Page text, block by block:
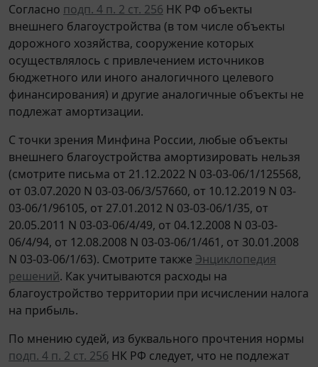
Согласно подп. 4 п. 2 ст. 256 НК РФ объекты
внешнего благоустройства (в том числе объекты
дорожного хозяйства, сооружение которых
осуществлялось с привлечением источников
бюджетного или иного аналогичного целевого
финансирования) и другие аналогичные объекты не
подлежат амортизации.
С точки зрения Минфина России, любые объекты
внешнего благоустройства амортизировать нельзя
(смотрите письма от 21.12.2022 N 03-03-06/1/125568,
от 03.07.2020 N 03-03-06/3/57660, от 10.12.2019 N 03-
03-06/1/96105, от 27.01.2012 N 03-03-06/1/35, от
20.05.2011 N 03-03-06/4/49, от 04.12.2008 N 03-03-
06/4/94, от 12.08.2008 N 03-03-06/1/461, от 30.01.2008
N 03-03-06/1/63). Смотрите также Энциклопедия
решений. Как учитываются расходы на
благоустройство территории при исчислении налога
на прибыль.
По мнению судей, из буквального прочтения нормы
подп. 4 п. 2 ст. 256 НК РФ следует, что не подлежат